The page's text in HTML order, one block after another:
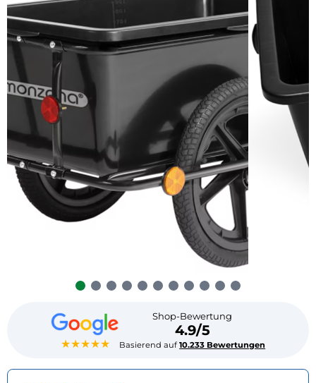
★★★★★
Shop-Bewertung
4.9/5
Basierend auf10.233 Bewertungen